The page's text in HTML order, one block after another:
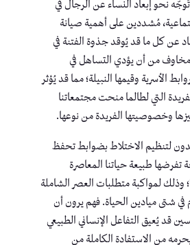
نحو إبعاد النساء عن الرجال في
مُشددين على أهمية صيانة
عن كل ما قد يُوقد جذوة الفتنة في
من أن يؤدي التساهل في
الأسرية وقيمها النبيلة؛ مما قد يُؤثر
التي لطالما منحت مجتمعاتنا
وخصوصيتها الفريدة من نوعها.
لتنظيم الاختلاط بضوابط تحفظ
تفرضها طبيعة حياتنا المعاصرة
وذلك لمواكبة متطلبات العصر الشاملة
في شتى ميادين الحياة. فهم يرون أن
قد يُعيق التفاعل الإنساني الطبيعي
من الاستفادة الكاملة من